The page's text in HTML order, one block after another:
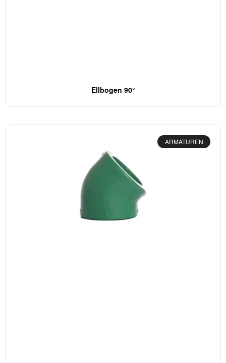
Ellbogen 90°
ARMATUREN